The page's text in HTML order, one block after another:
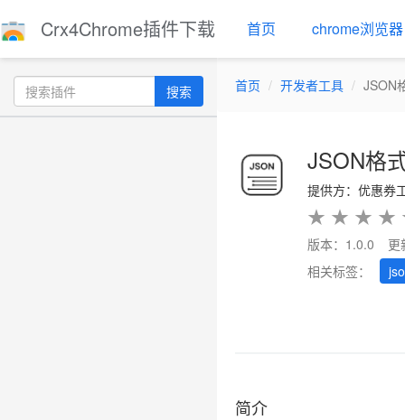
Crx4Chrome插件下载 首页 chrome浏览器
搜索 首页 开发者工具 JSON
JSON格
提供方：优惠券
★ ★ ★ ★
版本：1.0.0
更
相关标签：
简介